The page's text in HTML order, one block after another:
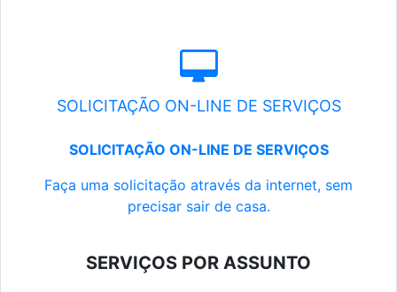
SOLICITAÇÃO ON-LINE DE SERVIÇOS
SOLICITAÇÃO ON-LINE DE SERVIÇOS
Faça uma solicitação através da internet, sem
precisar sair de casa.
SERVIÇOS POR ASSUNTO